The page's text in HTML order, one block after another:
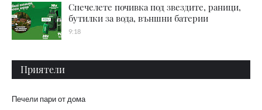
Спечелете почивка под звездите, раници,
бутилки за вода, външни батерии
9:18
Приятели
Печели пари от дома